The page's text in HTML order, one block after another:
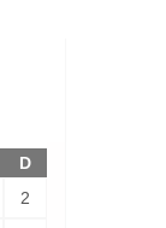
D
2